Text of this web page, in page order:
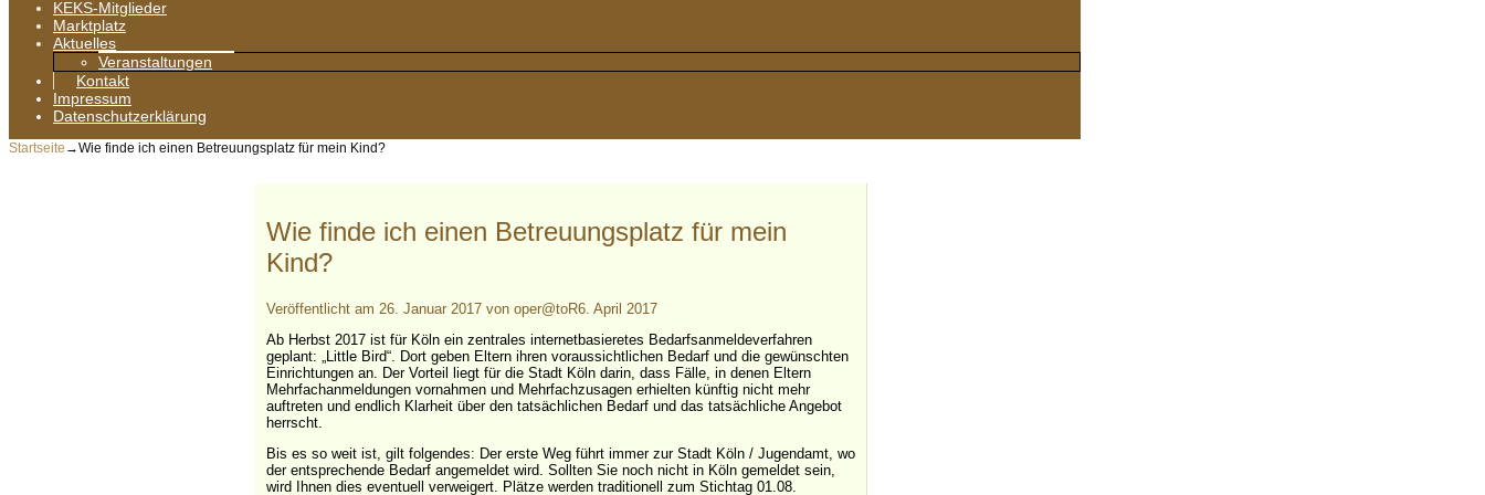
KEKS-Mitglieder
Marktplatz
Aktuelles
Veranstaltungen
Kontakt
Impressum
Datenschutzerklärung
Startseite →Wie finde ich einen Betreuungsplatz für mein Kind?
Wie finde ich einen Betreuungsplatz für mein
Kind?
Veröffentlicht am 26. Januar 2017 von oper@toR6. April 2017
Ab Herbst 2017 ist für Köln ein zentrales internetbasieretes Bedarfsanmeldeverfahren
geplant: „Little Bird“. Dort geben Eltern ihren voraussichtlichen Bedarf und die gewünschten
Einrichtungen an. Der Vorteil liegt für die Stadt Köln darin, dass Fälle, in denen Eltern
Mehrfachanmeldungen vornahmen und Mehrfachzusagen erhielten künftig nicht mehr
auftreten und endlich Klarheit über den tatsächlichen Bedarf und das tatsächliche Angebot
herrscht.
Bis es so weit ist, gilt folgendes: Der erste Weg führt immer zur Stadt Köln / Jugendamt, wo
der entsprechende Bedarf angemeldet wird. Sollten Sie noch nicht in Köln gemeldet sein,
wird Ihnen dies eventuell verweigert. Plätze werden traditionell zum Stichtag 01.08.